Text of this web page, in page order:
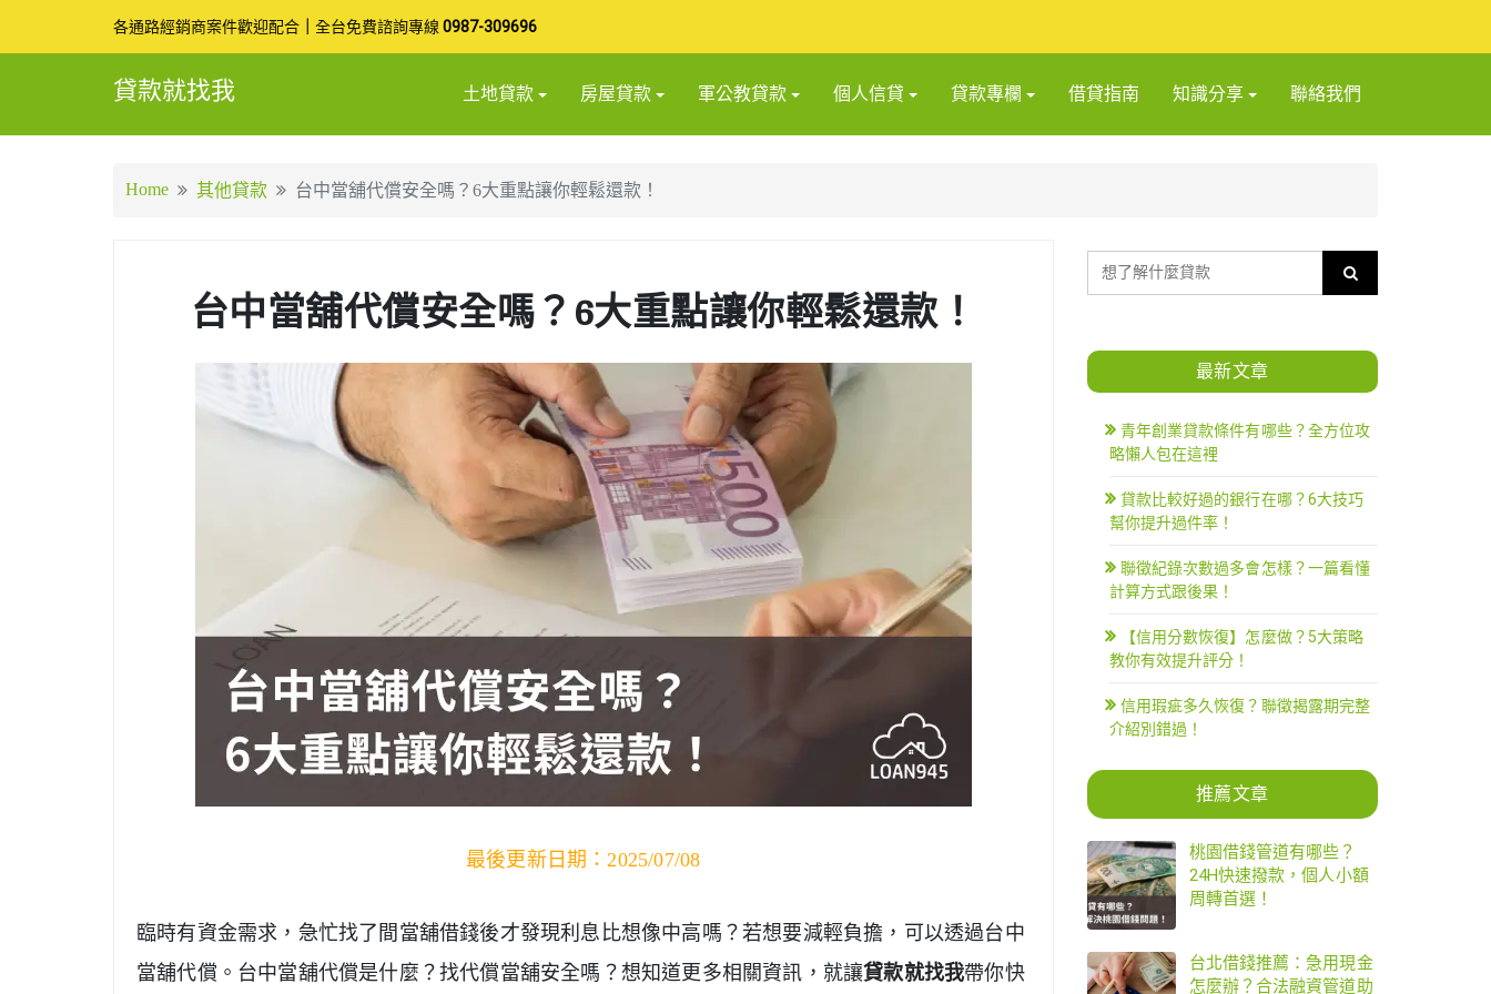
to
各通路經銷商案件歡迎配合 全台免費諮詢專線 0987-309696
貸款就找我 土地貸款 房屋貸款 軍公教貸款 個人信貸 貸款專欄 借貸指南 知識分享 聯絡我們
Home 其他貸款 台中當舖代償安全嗎？6大重點讓你輕鬆還款！
台中當舖代償安全嗎？6大重點讓你輕鬆還款！
最後更新日期：2025/07/08
臨時有資金需求，急忙找了間當舖借錢後才發現利息比想像中高嗎？若想要減輕負擔，可以透過台中
當舖代償。台中當舖代償是什麼？找代償當舖安全嗎？想知道更多相關資訊，就讓貸款就找我帶你快
最新文章
青年創業貸款條件有哪些？全方位攻
略懶人包在這裡
貸款比較好過的銀行在哪？6大技巧
幫你提升過件率！
聯徵紀錄次數過多會怎樣？一篇看懂
計算方式跟後果！
【信用分數恢復】怎麼做？5大策略
教你有效提升評分！
信用瑕疵多久恢復？聯徵揭露期完整
介紹別錯過！
推薦文章
桃園借錢管道有哪些？
24H快速撥款，個人小額
周轉首選！
台北借錢推薦：急用現金
怎麼辦？合法融資管道助